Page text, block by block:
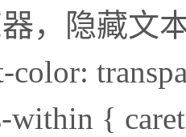
，隐藏文
within {